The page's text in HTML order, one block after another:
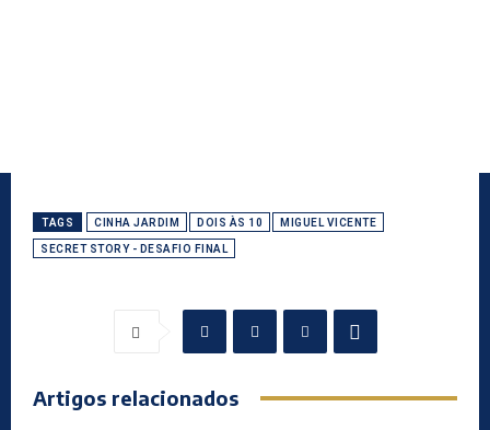
TAGS CINHA JARDIM DOIS ÀS 10 MIGUEL VICENTE
SECRET STORY - DESAFIO FINAL
Artigos relacionados